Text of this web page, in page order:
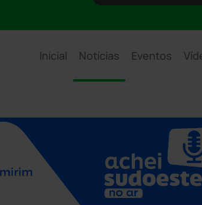
Inicial Notícias Eventos